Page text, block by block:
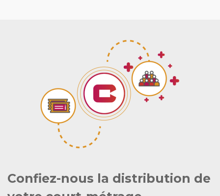
Confiez-nous la distribution de